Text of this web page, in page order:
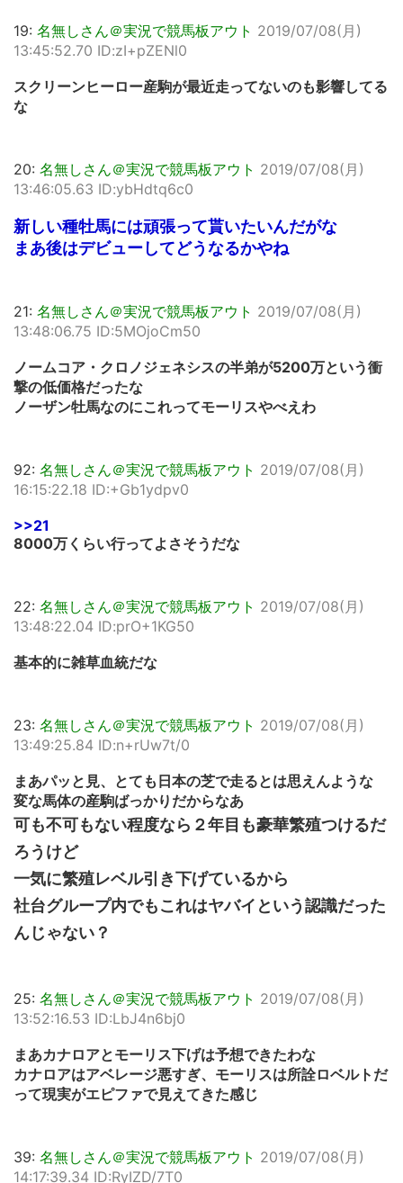
19: 名無しさん＠実況で競馬板アウト 2019/07/08(月)
13:45:52.70 ID:zI+pZENl0
スクリーンヒーロー産駒が最近走ってないのも影響してる
な
20: 名無しさん＠実況で競馬板アウト 2019/07/08(月)
13:46:05.63 ID:ybHdtq6c0
新しい種牡馬には頑張って貰いたいんだがな
まあ後はデビューしてどうなるかやね
21: 名無しさん＠実況で競馬板アウト 2019/07/08(月)
13:48:06.75 ID:5MOjoCm50
ノームコア・クロノジェネシスの半弟が5200万という衝
撃の低価格だったな
ノーザン牡馬なのにこれってモーリスやべえわ
92: 名無しさん＠実況で競馬板アウト 2019/07/08(月)
16:15:22.18 ID:+Gb1ydpv0
>>21
8000万くらい行ってよさそうだな
22: 名無しさん＠実況で競馬板アウト 2019/07/08(月)
13:48:22.04 ID:prO+1KG50
基本的に雑草血統だな
23: 名無しさん＠実況で競馬板アウト 2019/07/08(月)
13:49:25.84 ID:n+rUw7t/0
まあパッと見、とても日本の芝で走るとは思えんような
変な馬体の産駒ばっかりだからなあ
可も不可もない程度なら２年目も豪華繁殖つけるだ
ろうけど
一気に繁殖レベル引き下げているから
社台グループ内でもこれはヤバイという認識だった
んじゃない？
25: 名無しさん＠実況で競馬板アウト 2019/07/08(月)
13:52:16.53 ID:LbJ4n6bj0
まあカナロアとモーリス下げは予想できたわな
カナロアはアベレージ悪すぎ、モーリスは所詮ロベルトだ
って現実がエピファで見えてきた感じ
39: 名無しさん＠実況で競馬板アウト 2019/07/08(月)
14:17:39.34 ID:RyIZD/7T0